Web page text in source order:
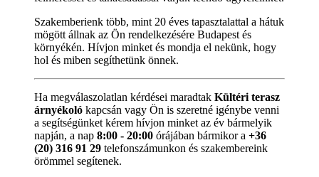
Szakemberienk több, mint 20 éves tapasztalattal a hátuk
mögött állnak az Ön rendelkezésére Budapest és
környékén. Hívjon minket és mondja el nekünk, hogy
hol és miben segíthetünk önnek.
Ha megválaszolatlan kérdései maradtak Kültéri terasz
árnyékoló kapcsán vagy Ön is szeretné igénybe venni
a segítségünket kérem hívjon minket az év bármelyik
napján, a nap 8:00 - 20:00 órájában bármikor a +36
(20) 316 91 29 telefonszámunkon és szakembereink
örömmel segítenek.